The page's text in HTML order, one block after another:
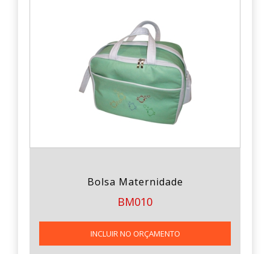
Bolsa Maternidade
BM010
INCLUIR NO ORÇAMENTO